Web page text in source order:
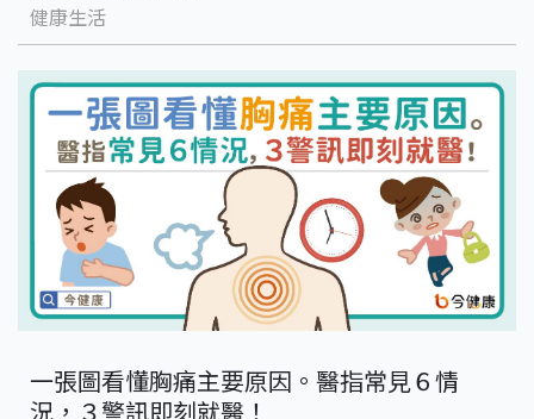
健康生活
一張圖看懂胸痛主要原因。醫指常見６情
況，３警訊即刻就醫！